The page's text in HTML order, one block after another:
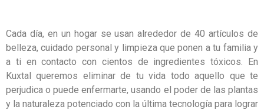
Cada día, en un hogar se usan alrededor de 40 artículos de
belleza, cuidado personal y limpieza que ponen a tu familia y
a ti en contacto con cientos de ingredientes tóxicos. En
Kuxtal queremos eliminar de tu vida todo aquello que te
perjudica o puede enfermarte, usando el poder de las plantas
y la naturaleza potenciado con la última tecnología para lograr